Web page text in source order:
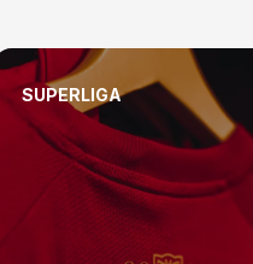
SUPERLIGA